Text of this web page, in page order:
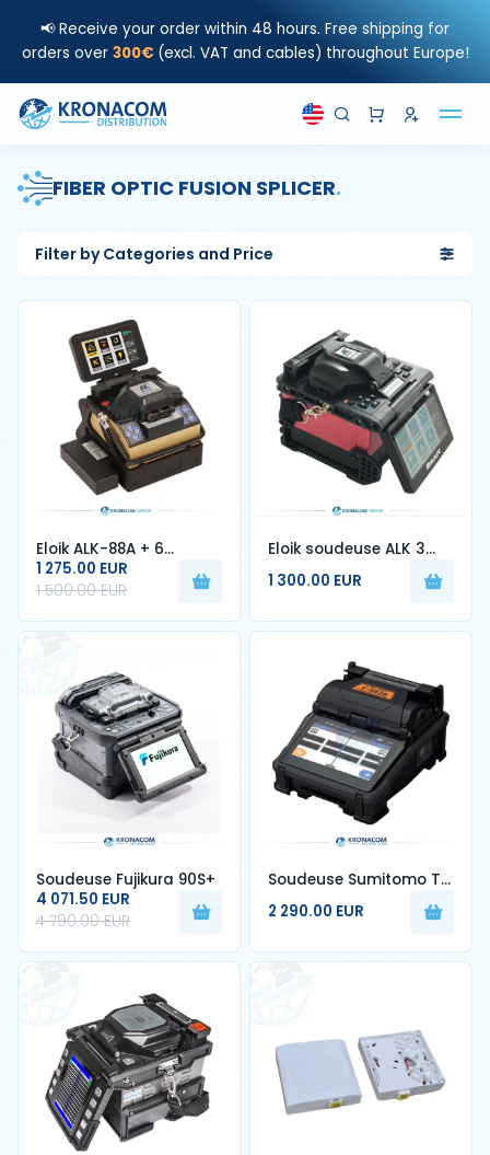
📢 Receive your order within 48 hours. Free shipping for
orders over 300€ (excl. VAT and cables) throughout Europe!
FIBER OPTIC FUSION SPLICER.
Filter by Categories and Price
Eloik ALK-88A + 6
moteurs 7sec épissage
rapide, kit de soudeurs
optique, machine
1 275.00 EUR
1 500.00 EUR
Eloik soudeuse ALK 3
Technologie allemande
Fusion épisseuse ALK-
épissage Machine
1 300.00 EUR
Soudeuse Fujikura 90S+
4 071.50 EUR
4 790.00 EUR
Soudeuse Sumitomo T-
402S
2 290.00 EUR